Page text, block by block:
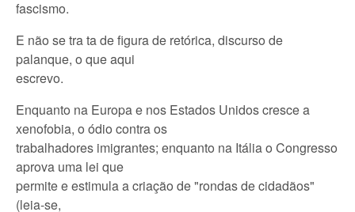
fascismo.
E não se tra ta de figura de retórica, discurso de
palanque, o que aqui
escrevo.
Enquanto na Europa e nos Estados Unidos cresce a
xenofobia, o ódio contra os
trabalhadores imigrantes; enquanto na Itália o Congresso
aprova uma lei que
permite e estimula a criação de "rondas de cidadãos"
(leia-se,